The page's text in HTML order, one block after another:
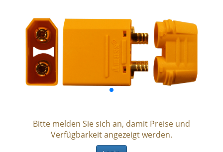
Bitte melden Sie sich an, damit Preise und
Verfügbarkeit angezeigt werden.